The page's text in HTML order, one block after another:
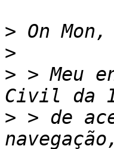
>
>
> > Meu
> > de